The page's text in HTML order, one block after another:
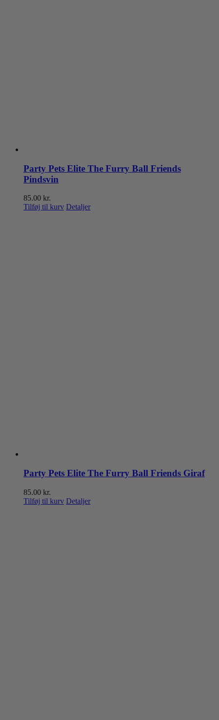
Party Pets Elite The Furry Ball Friends
Pindsvin
85.00 kr.
Tilføj til kurv Detaljer
Party Pets Elite The Furry Ball Friends Giraf
85.00 kr.
Tilføj til kurv Detaljer